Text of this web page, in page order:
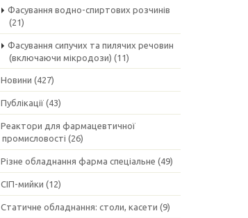
Фасування водно-спиртових розчинів
(21)
Фасування сипучих та пилячих речовин
(включаючи мікродози) (11)
Новини (427)
Публікації(43)
Реактори для фармацевтичної
промисловості (26)
Різне обладнання фарма спеціальне (49)
СІП-мийки (12)
Статичне обладнання: столи, касети (9)